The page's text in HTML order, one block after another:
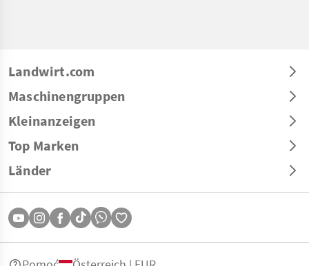
Landwirt.com
Maschinengruppen
Kleinanzeigen
Top Marken
Länder